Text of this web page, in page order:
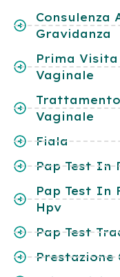
Consulenza
Gravidanza
Prima
Vaginale
Vaginale
Fiala
Pap Test In
Pap Test In
Hpv
Pap Test
Prestazione